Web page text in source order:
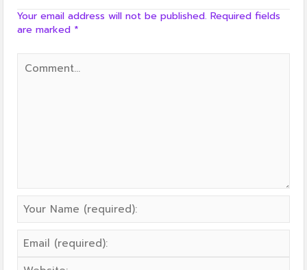
Your email address will not be published. Required fields
are marked *